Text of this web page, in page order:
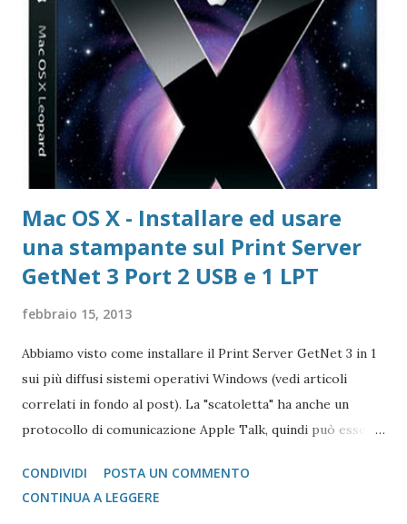
scaricare offline Microsoft 365 Accedere ad area riservata
Microsoft 365 Scarica Office (365 o versione unica) dal Sito
Microsoft Windows 365 VideoLAN VLC Video Player Pagina
di Download di VLC Pix Resizer for Windows Pagina
dell'autore del progr...
Mac OS X - Installare ed usare
una stampante sul Print Server
GetNet 3 Port 2 USB e 1 LPT
febbraio 15, 2013
Abbiamo visto come installare il Print Server GetNet 3 in 1
sui più diffusi sistemi operativi Windows (vedi articoli
correlati in fondo al post). La "scatoletta" ha anche un
protocollo di comunicazione Apple Talk, quindi può essere
gestione post script integrata (quasi tutte le stampanti
salvo quelle del gruppo Ricoh che hanno bisogno di un
CONDIVIDI
POSTA UN COMMENTO
CONTINUA A LEGGERE